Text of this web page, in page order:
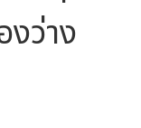
ว่าง